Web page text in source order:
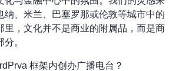
纳、米兰、巴塞罗那或伦敦等城市中的
，文化并不是商业的附属品，而是商
。
框架内创办广播电台？